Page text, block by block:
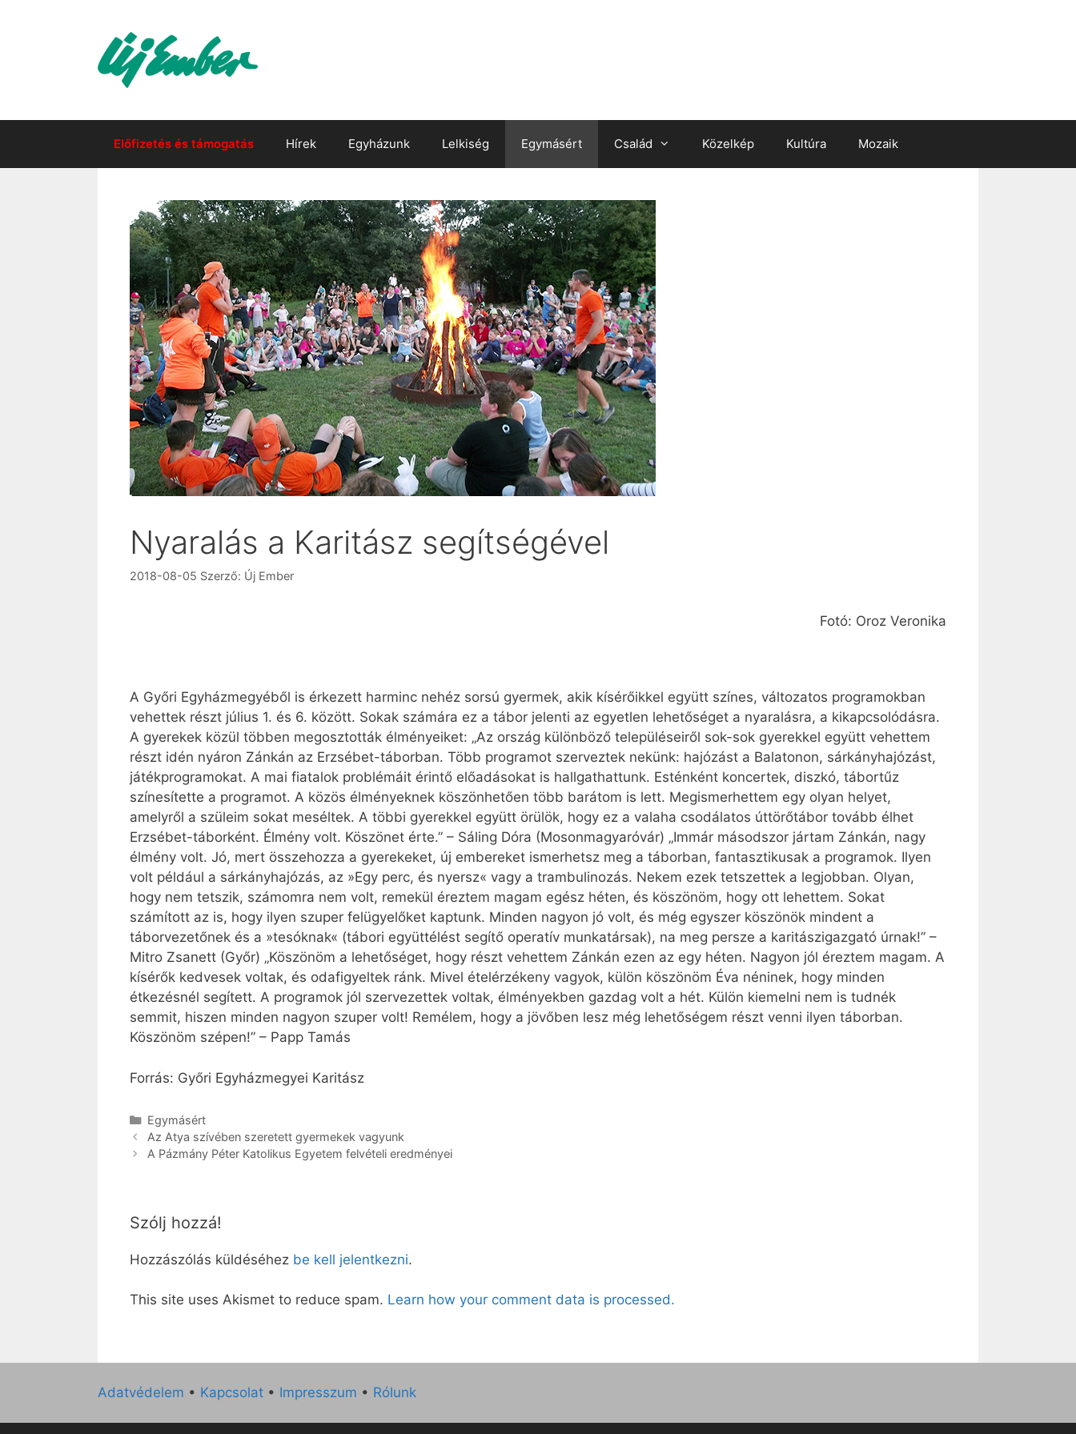
Előfizetés és támogatás Hírek Egyházunk Lelkiség Egymásért Család Közelkép Kultúra Mozaik
Nyaralás a Karitász segítségével
2018-08-05 Szerző: Új Ember
Fotó: Oroz Veronika
A Győri Egyházmegyéből is érkezett harminc nehéz sorsú gyermek, akik kísérőikkel együtt színes, változatos programokban
vehettek részt július 1. és 6. között. Sokak számára ez a tábor jelenti az egyetlen lehetőséget a nyaralásra, a kikapcsolódásra.
A gyerekek közül többen megosztották élményeiket: „Az ország különböző településeiről sok-sok gyerekkel együtt vehettem
részt idén nyáron Zánkán az Erzsébet-táborban. Több programot szerveztek nekünk: hajózást a Balatonon, sárkányhajózást,
játékprogramokat. A mai fiatalok problémáit érintő előadásokat is hallgathattunk. Esténként koncertek, diszkó, tábortűz
színesítette a programot. A közös élményeknek köszönhetően több barátom is lett. Megismerhettem egy olyan helyet,
amelyről a szüleim sokat meséltek. A többi gyerekkel együtt örülök, hogy ez a valaha csodálatos úttörőtábor tovább élhet
Erzsébet-táborként. Élmény volt. Köszönet érte.” – Sáling Dóra (Mosonmagyaróvár) „Immár másodszor jártam Zánkán, nagy
élmény volt. Jó, mert összehozza a gyerekeket, új embereket ismerhetsz meg a táborban, fantasztikusak a programok. Ilyen
volt például a sárkányhajózás, az »Egy perc, és nyersz« vagy a trambulinozás. Nekem ezek tetszettek a legjobban. Olyan,
hogy nem tetszik, számomra nem volt, remekül éreztem magam egész héten, és köszönöm, hogy ott lehettem. Sokat
számított az is, hogy ilyen szuper felügyelőket kaptunk. Minden nagyon jó volt, és még egyszer köszönök mindent a
táborvezetőnek és a »tesóknak« (tábori együttélést segítő operatív munkatársak), na meg persze a karitászigazgató úrnak!” –
Mitro Zsanett (Győr) „Köszönöm a lehetőséget, hogy részt vehettem Zánkán ezen az egy héten. Nagyon jól éreztem magam. A
kísérők kedvesek voltak, és odafigyeltek ránk. Mivel ételérzékeny vagyok, külön köszönöm Éva néninek, hogy minden
étkezésnél segített. A programok jól szervezettek voltak, élményekben gazdag volt a hét. Külön kiemelni nem is tudnék
semmit, hiszen minden nagyon szuper volt! Remélem, hogy a jövőben lesz még lehetőségem részt venni ilyen táborban.
Köszönöm szépen!” – Papp Tamás
Forrás: Győri Egyházmegyei Karitász
Kategória
Egymásért
Az Atya szívében szeretett gyermekek vagyunk
A Pázmány Péter Katolikus Egyetem felvételi eredményei
Szólj hozzá!
Hozzászólás küldéséhez be kell jelentkezni.
This site uses Akismet to reduce spam. Learn how your comment data is processed.
Adatvédelem • Kapcsolat • Impresszum • Rólunk